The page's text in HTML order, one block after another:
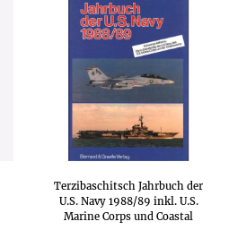
Terzibaschitsch Jahrbuch der
U.S. Navy 1988/89 inkl. U.S.
Marine Corps und Coastal